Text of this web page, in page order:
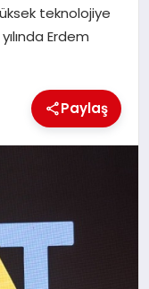
teknolojiye
Erdem
Paylaş